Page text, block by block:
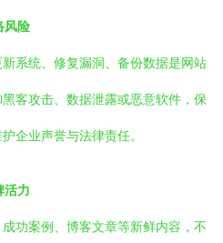
风险
系统、修复漏洞、备份数据是网站
客攻击、数据泄露或恶意软件，保
企业声誉与法律责任。
活力
功案例、博客文章等新鲜内容，不